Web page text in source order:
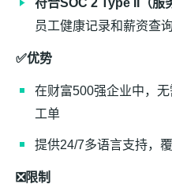
员工健康记录和薪资查
✅优势
在财富500强企业中，
工单
提供24/7多语言支持，
❎限制